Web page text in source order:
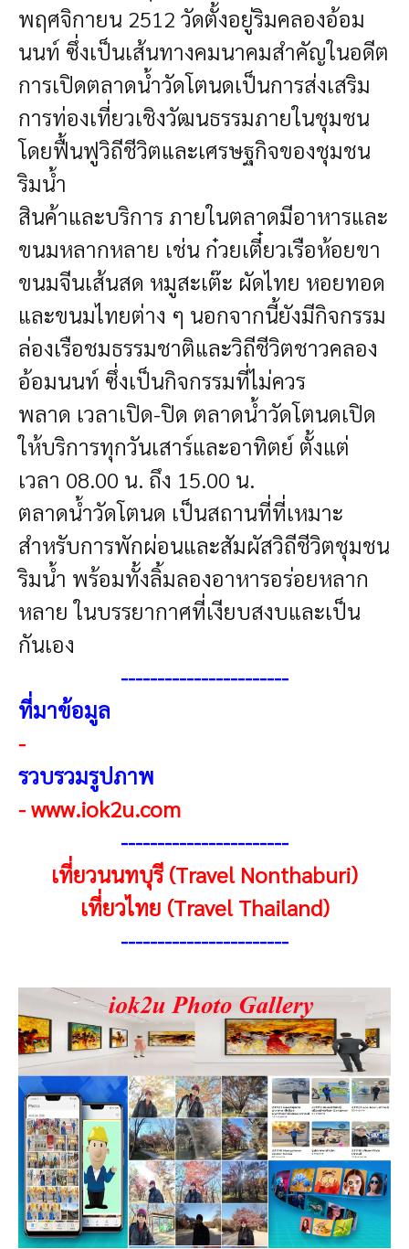
พฤศจิกายน 2512 วัดตั้งอยู่ริมคลองอ้อม
นนท์ ซึ่งเป็นเส้นทางคมนาคมสำคัญในอดีต
การเปิดตลาดน้ำวัดโตนดเป็นการส่งเสริม
การท่องเที่ยวเชิงวัฒนธรรมภายในชุมชน
โดยฟื้นฟูวิถีชีวิตและเศรษฐกิจของชุมชน
ริมน้ำ
สินค้าและบริการ ภายในตลาดมีอาหารและ
ขนมหลากหลาย เช่น ก๋วยเตี๋ยวเรือห้อยขา
ขนมจีนเส้นสด หมูสะเต๊ะ ผัดไทย หอยทอด
และขนมไทยต่าง ๆ นอกจากนี้ยังมีกิจกรรม
ล่องเรือชมธรรมชาติและวิถีชีวิตชาวคลอง
อ้อมนนท์ ซึ่งเป็นกิจกรรมที่ไม่ควร
พลาด เวลาเปิด-ปิด ตลาดน้ำวัดโตนดเปิด
ให้บริการทุกวันเสาร์และอาทิตย์ ตั้งแต่
เวลา 08.00 น. ถึง 15.00 น.
ตลาดน้ำวัดโตนด เป็นสถานที่ที่เหมาะ
สำหรับการพักผ่อนและสัมผัสวิถีชีวิตชุมชน
ริมน้ำ พร้อมทั้งลิ้มลองอาหารอร่อยหลาก
หลาย ในบรรยากาศที่เงียบสงบและเป็น
กันเอง
-----------------------
ที่มาข้อมูล
-
รวบรวมรูปภาพ
-www.iok2u.com
-----------------------
เที่ยวนนทบุรี (Travel Nonthaburi)
เที่ยวไทย (Travel Thailand)
-----------------------